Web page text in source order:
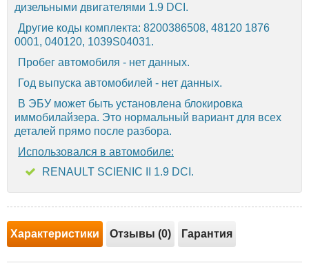
дизельными двигателями 1.9 DCI.
Другие коды комплекта: 8200386508, 48120 1876
0001, 040120, 1039S04031.
Пробег автомобиля - нет данных.
Год выпуска автомобилей - нет данных.
В ЭБУ может быть установлена блокировка
иммобилайзера. Это нормальный вариант для всех
деталей прямо после разбора.
Использовался в автомобиле:
RENAULT SCIENIC II 1.9 DCI.
Характеристики Отзывы (0) Гарантия